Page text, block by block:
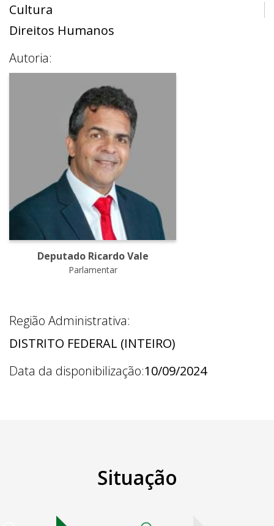
Cultura
Direitos Humanos
Autoria:
Deputado Ricardo Vale
Parlamentar
Região Administrativa:
DISTRITO FEDERAL (INTEIRO)
Data da disponibilização:10/09/2024
Situação